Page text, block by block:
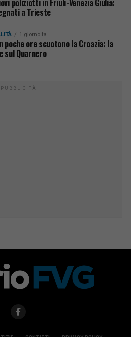
poliziotti in Friuli-Venezia Giulia:
a Trieste
1 giorno fa
ore scuotono la Croazia: la
sul Quarnero
PUBBLICITÀ